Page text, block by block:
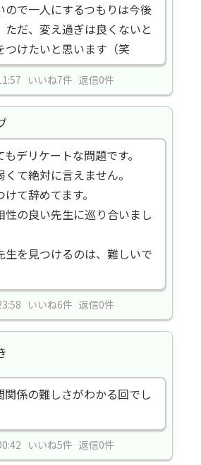
ので一人にするつもりは今後
ただ、変え過ぎは良くないと
つけたいと思います（笑
いいね7件 返信0件
デリケートな問題です。
て絶対に言えません。
て辞めてます。
性の良い先生に巡り合いまし
生を見つけるのは、難しいで
いいね6件 返信0件
関係の難しさがわかる回でし
いいね5件 返信0件